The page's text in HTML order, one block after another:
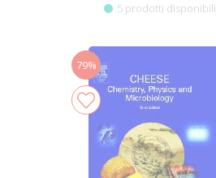
5 prodotti disponibili
79%